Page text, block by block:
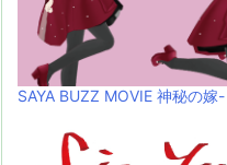
SAYA BUZZ MOVIE 神秘の